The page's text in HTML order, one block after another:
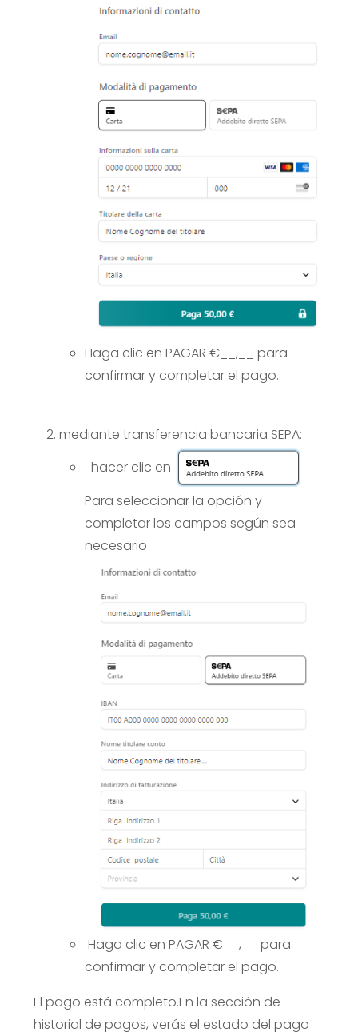
Haga clic en PAGAR €__,__ para
confirmar y completar el pago.
mediante transferencia bancaria SEPA:
hacer clic en
Para seleccionar la opción y
completar los campos según sea
necesario
Haga clic en PAGAR €__,__ para
confirmar y completar el pago.
El pago está completo.En la sección de
historial de pagos, verás el estado del pago